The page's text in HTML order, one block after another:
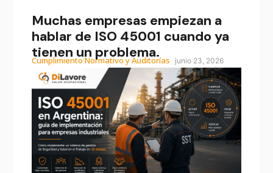
Muchas empresas empiezan a
hablar de ISO 45001 cuando ya
tienen un problema.
Cumplimiento Normativo y Auditorías junio 23, 2026